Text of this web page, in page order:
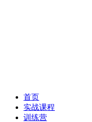
首页
实战课程
训练营